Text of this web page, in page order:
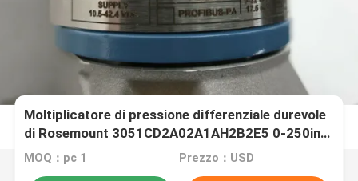
Moltiplicatore di pressione differenziale durevole
di Rosemount 3051CD2A02A1AH2B2E5 0-250in-
H2o
MOQ：pc 1 Prezzo：USD